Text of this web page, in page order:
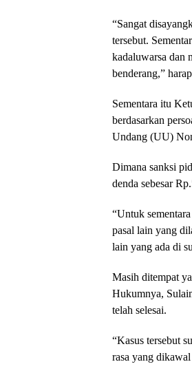
“Sangat
tersebut.
kadaluwarsa dan
benderang,”
Sementara itu
berdasarkan
Undang (UU)
Dimana sanksi
denda sebesar
“Untuk
pasal lain yang
lain yang ada di
Masih ditempat
Hukumnya,
telah selesai.
“Kasus tersebut
rasa yang